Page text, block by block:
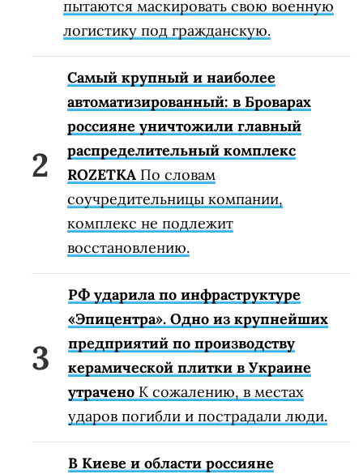
пытаются маскировать свою военную
логистику под гражданскую.
Самый крупный и наиболее
автоматизированный: в Броварах
россияне уничтожили главный
распределительный комплекс
ROZETKA По словам
соучредительницы компании,
комплекс не подлежит
восстановлению.
РФ ударила по инфраструктуре
«Эпицентра». Одно из крупнейших
предприятий по производству
керамической плитки в Украине
утрачено К сожалению, в местах
ударов погибли и пострадали люди.
В Киеве и области россияне